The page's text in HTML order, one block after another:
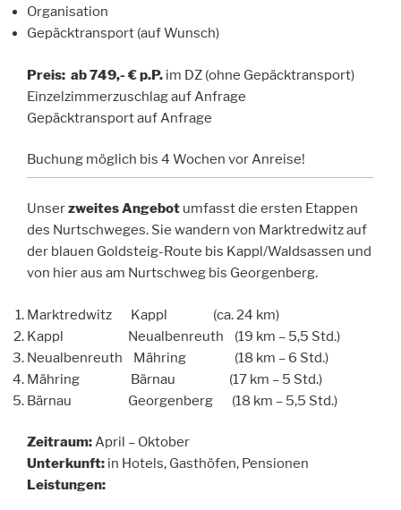
Organisation
Gepäcktransport (auf Wunsch)
Preis: ab 749,- € p.P. im DZ (ohne Gepäcktransport)
Einzelzimmerzuschlag auf Anfrage
Gepäcktransport auf Anfrage
Buchung möglich bis 4 Wochen vor Anreise!
Unserzweites Angebot umfasst die ersten Etappen
des Nurtschweges. Sie wandern von Marktredwitz auf
der blauen Goldsteig-Route bis Kappl/Waldsassen und
von hier aus am Nurtschweg bis Georgenberg.
Marktredwitz Kappl (ca. 24 km)
Kappl Neualbenreuth (19 km – 5,5 Std.)
Neualbenreuth Mähring (18 km – 6 Std.)
Mähring Bärnau (17 km – 5 Std.)
Bärnau Georgenberg (18 km – 5,5 Std.)
Zeitraum:April – Oktober
Unterkunft: in Hotels, Gasthöfen, Pensionen
Leistungen: